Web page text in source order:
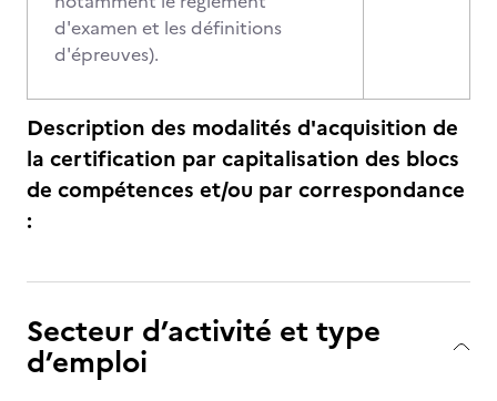
d'examen et les définitions
d'épreuves).
Description des modalités d'acquisition de
la certification par capitalisation des blocs
de compétences et/ou par correspondance
:
Secteur d’activité et type
d’emploi